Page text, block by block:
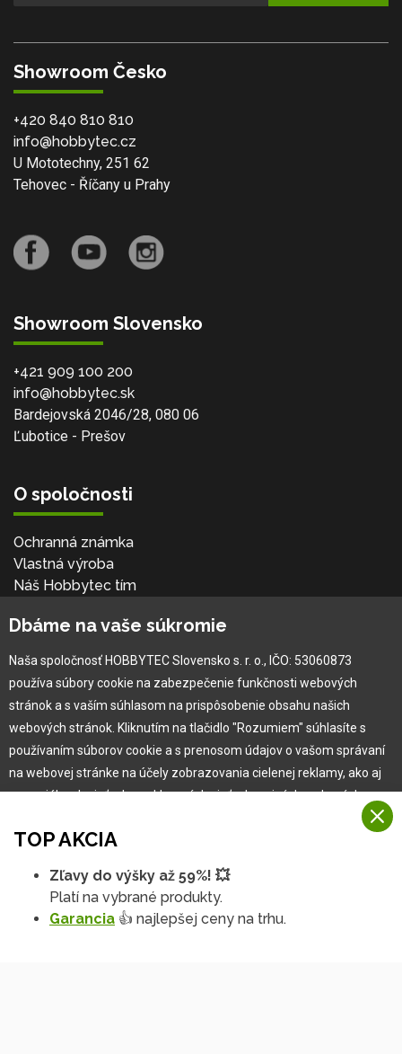
Showroom Česko
+420 840 810 810
info@hobbytec.cz
U Mototechny, 251 62
Tehovec - Říčany u Prahy
Showroom Slovensko
+421 909 100 200
info@hobbytec.sk
Bardejovská 2046/28, 080 06
Ľubotice - Prešov
O spoločnosti
Ochranná známka
Vlastná výroba
Náš Hobbytec tím
Naša história
Pre zákazníka
Garancia najlepšej ceny
Užívateľský manuál
Reklamácia
TOP AKCIA
Zľavy do výšky až 59%! 💥
Platí na vybrané produkty.
Garancia 👍 najlepšej ceny na trhu.
Dbáme na vaše súkromie
Naša spoločnosť HOBBYTEC Slovensko s. r. o., IČO: 53060873
používa súbory cookie na zabezpečenie funkčnosti webových
stránok a s vaším súhlasom na prispôsobenie obsahu našich
webových stránok. Kliknutím na tlačidlo "Rozumiem" súhlasíte s
používaním súborov cookie a s prenosom údajov o vašom správaní
na webovej stránke na účely zobrazovania cielenej reklamy, ako aj
na sociálnych sieťach a reklamných sieťach na iných webových
Viac informácií
Na našich webových stránkach používame niekoľko kategórií
Rozumiem